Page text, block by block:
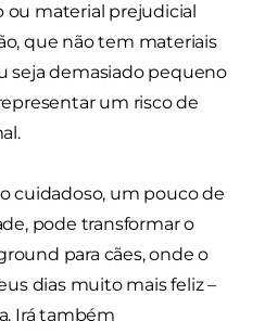
material prejudicial
que não tem materiais
seja demasiado pequeno
um risco de
cuidadoso, um pouco de
pode transformar o
para cães, onde o
dias muito mais feliz –
Irá também